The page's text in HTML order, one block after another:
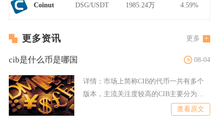
Coinut DSG/USDT 1985.24万 4.59%
更多资讯 更多
cib是什么币是哪国 08-04
详情： 市场上简称CIB的代币一共有多个
版本，主流关注度较高的CIB主要分为三
查看原文